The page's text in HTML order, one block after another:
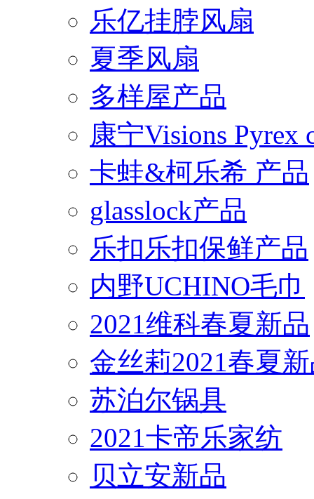
乐亿挂脖风扇
夏季风扇
多样屋产品
康宁Visions Pyrex
卡蛙&柯乐希 产品
glasslock产品
乐扣乐扣保鲜产品
内野UCHINO毛巾
2021维科春夏新品
金丝莉2021春夏
苏泊尔锅具
2021卡帝乐家纺
贝立安新品